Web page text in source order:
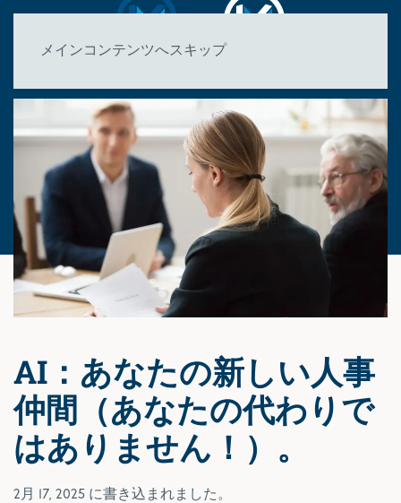
メインコンテンツへスキップ
AI：あなたの新しい人事
仲間（あなたの代わりで
はありません！）。
2月 17, 2025 に書き込まれました。